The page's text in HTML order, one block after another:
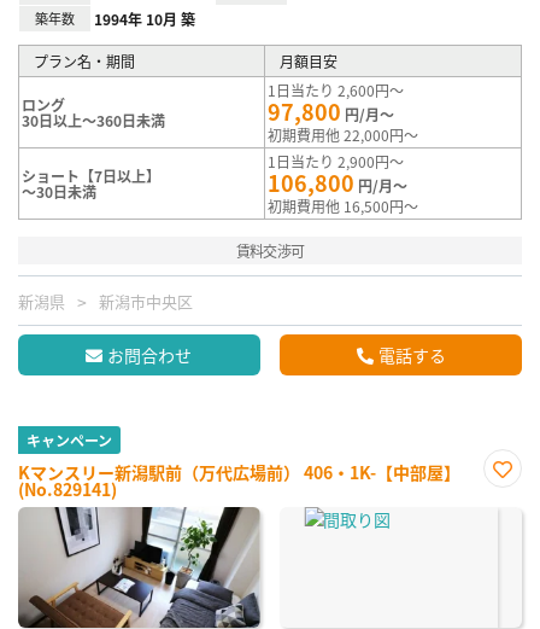
築年数 1994年 10月 築
プラン名・期間 月額目安
ロング
30日以上～360日未満
1日当たり 2,600円～
97,800 円/月～
初期費用他 22,000円～
ショート【7日以上】
～30日未満
1日当たり 2,900円～
106,800 円/月～
初期費用他 16,500円～
賃料交渉可
新潟県 新潟市中央区
お問合わせ 電話する
キャンペーン
Kマンスリー新潟駅前（万代広場前） 406・1K-【中部屋】
(No.829141)
に入